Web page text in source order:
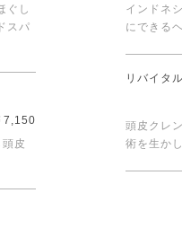
ぐし
スパ
7,150
皮
インドネ
にできる
リバイタ
頭皮クレ
術を生か